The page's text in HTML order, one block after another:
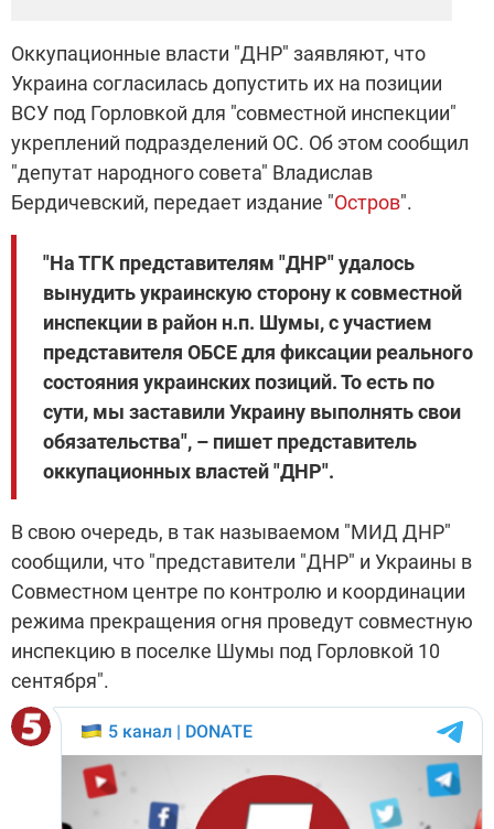
Оккупационные власти "ДНР" заявляют, что
Украина согласилась допустить их на позиции
ВСУ под Горловкой для "совместной инспекции"
укреплений подразделений ОС. Об этом сообщил
"депутат народного совета" Владислав
Бердичевский, передает издание "Остров".
"На ТГК представителям "ДНР" удалось
вынудить украинскую сторону к совместной
инспекции в район н.п. Шумы, с участием
представителя ОБСЕ для фиксации реального
состояния украинских позиций. То есть по
сути, мы заставили Украину выполнять свои
обязательства", – пишет представитель
оккупационных властей "ДНР".
В свою очередь, в так называемом "МИД ДНР"
сообщили, что "представители "ДНР" и Украины в
Совместном центре по контролю и координации
режима прекращения огня проведут совместную
инспекцию в поселке Шумы под Горловкой 10
сентября".